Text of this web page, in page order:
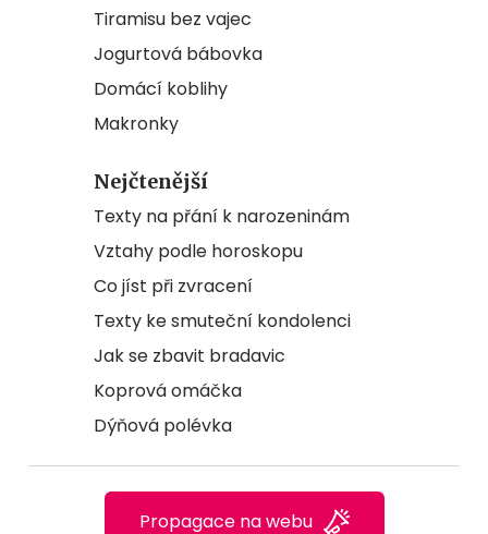
Tiramisu bez vajec
Jogurtová bábovka
Domácí koblihy
Makronky
Nejčtenější
Texty na přání k narozeninám
Vztahy podle horoskopu
Co jíst při zvracení
Texty ke smuteční kondolenci
Jak se zbavit bradavic
Koprová omáčka
Dýňová polévka
Propagace na webu